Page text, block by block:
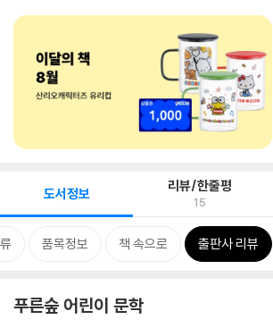
도서정보 리뷰/한줄평
15
품목정보 책 속으로 출판사 리뷰
푸른숲 어린이 문학